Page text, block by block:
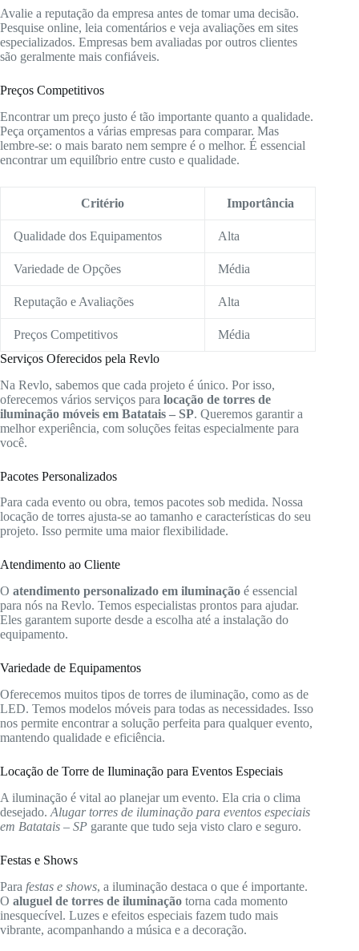
Avalie a reputação da empresa antes de tomar uma decisão.
Pesquise online, leia comentários e veja avaliações em sites
especializados. Empresas bem avaliadas por outros clientes
são geralmente mais confiáveis.
Preços Competitivos
Encontrar um preço justo é tão importante quanto a qualidade.
Peça orçamentos a várias empresas para comparar. Mas
lembre-se: o mais barato nem sempre é o melhor. É essencial
encontrar um equilíbrio entre custo e qualidade.
Critério Importância
Qualidade dos Equipamentos Alta
Variedade de Opções Média
Reputação e Avaliações Alta
Preços Competitivos
Média
Serviços Oferecidos pela Revlo
Na Revlo, sabemos que cada projeto é único. Por isso,
oferecemos vários serviços para locação de torres de
iluminação móveis em Batatais – SP. Queremos garantir a
melhor experiência, com soluções feitas especialmente para
você.
Pacotes Personalizados
Para cada evento ou obra, temos pacotes sob medida. Nossa
locação de torres ajusta-se ao tamanho e características do seu
projeto. Isso permite uma maior flexibilidade.
Atendimento ao Cliente
O atendimento personalizado em iluminação é essencial
para nós na Revlo. Temos especialistas prontos para ajudar.
Eles garantem suporte desde a escolha até a instalação do
equipamento.
Variedade de Equipamentos
Oferecemos muitos tipos de torres de iluminação, como as de
LED. Temos modelos móveis para todas as necessidades. Isso
nos permite encontrar a solução perfeita para qualquer evento,
mantendo qualidade e eficiência.
Locação de Torre de Iluminação para Eventos Especiais
A iluminação é vital ao planejar um evento. Ela cria o clima
desejado. Alugar torres de iluminação para eventos especiais
em Batatais – SP garante que tudo seja visto claro e seguro.
Festas e Shows
Para festas e shows, a iluminação destaca o que é importante.
O aluguel de torres de iluminação torna cada momento
inesquecível. Luzes e efeitos especiais fazem tudo mais
vibrante, acompanhando a música e a decoração.